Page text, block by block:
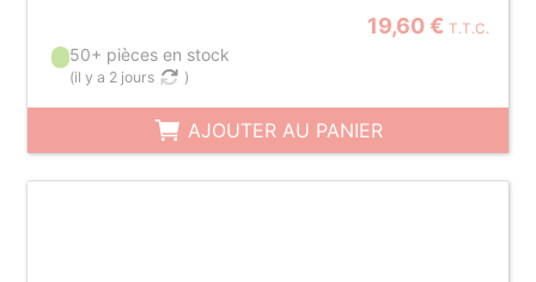
19,60 € T.T.C.
50+ pièces en stock
(il y a 2 jours )
AJOUTER AU PANIER